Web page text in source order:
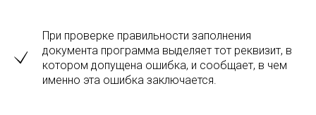
При проверке правильности заполнения
документа программа выделяет тот реквизит, в
котором допущена ошибка, и сообщает, в чем
именно эта ошибка заключается.